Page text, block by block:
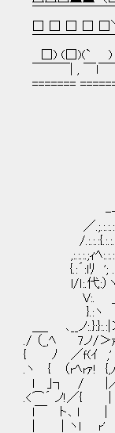
□ □ □ □ □＼［］［］
□) (□)(` )
=======
, -
（
l r ﾞ
r '´ | ,
-―‐- ､|
／
/
,:.:.:.;ｨﾍ:.:.:.
{.:´:lﾘ '; .:| rｧ
l/ｌ:.代:）ヽ!
V:. ＿ l:.ﾘ
}.:ヽ ヽ ） ノ
＿_ ､__ノ
./ （_,ﾍ 7ノ/
{ ﾉ ／ｆ(ｲ ,'
.ヽ { （rﾍrｧ!
l ｣┐ / |／
.<⌒´ ノ!
l￣ ト､ l
| ｜ヽl